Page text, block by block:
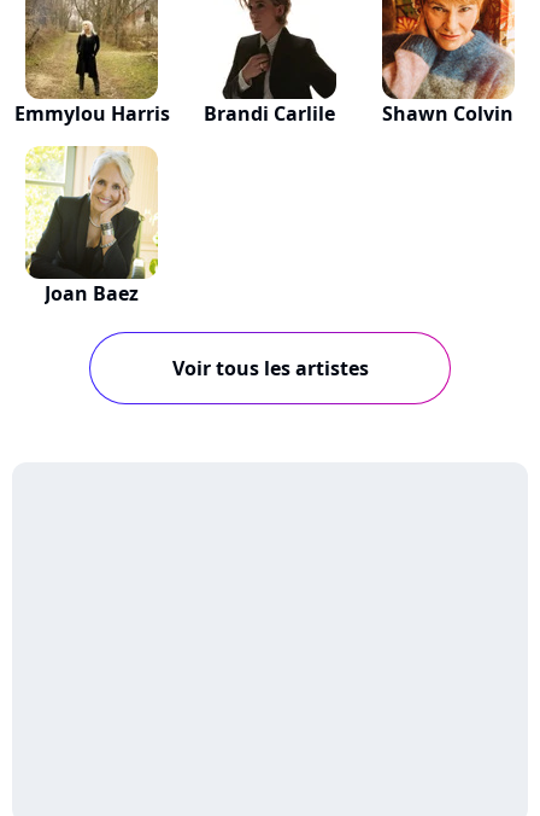
Emmylou Harris Brandi Carlile Shawn Colvin
Joan Baez
Voir tous les artistes